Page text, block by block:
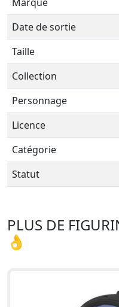
Date de sortie
Taille
Collection
Personnage
Licence
Catégorie
Statut
PLUS DE
👌